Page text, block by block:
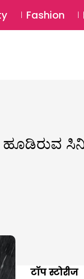
Login
Fashion
ಹೂಡಿರುವ
टॉप स्टोरीज